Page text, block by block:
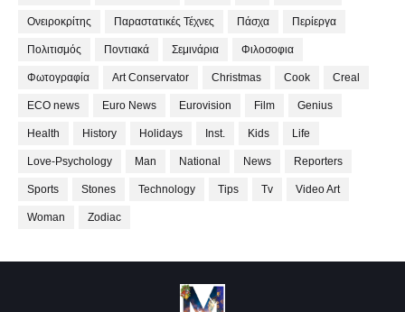
Ονειροκρίτης Παραστατικές Τέχνες Πάσχα Περίεργα
Πολιτισμός Ποντιακά Σεμινάρια Φιλοσοφια
Φωτογραφία Art Conservator Christmas Cook Creal
ECO news Euro News Eurovision Film Genius
Health History Holidays Inst. Kids Life
Love-Psychology Man National News Reporters
Sports Stones Technology Tips Tv Video Art
Woman Zodiac